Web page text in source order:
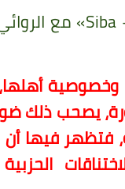
Siba» مع
أهلها،
يصحب ذلك
فتظهر فيها